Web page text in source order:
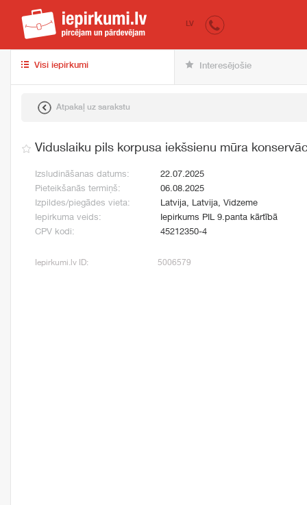
iepirkumi.lv
LV
Visi iepirkumi Interesējošie
Atpakaļ uz sarakstu
Viduslaiku pils korpusa iekšsienu mūra
Izsludināšanas datums:
22.07.2025
Pieteikšanās termiņš:
06.08.2025
Izpildes/piegādes vieta:
Latvija, Latvija, Vidzeme
Iepirkuma veids:
Iepirkums PIL 9.panta kārtībā
CPV kodi:
45212350-4
Iepirkumi.lv ID: 5006579